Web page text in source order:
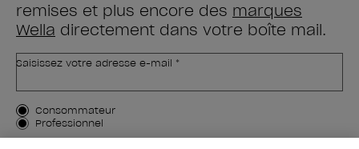
remises et plus encore des marques
Wella directement dans votre boîte mail.
Saisissez votre adresse e-mail *
Type de client
Consommateur
Professionnel